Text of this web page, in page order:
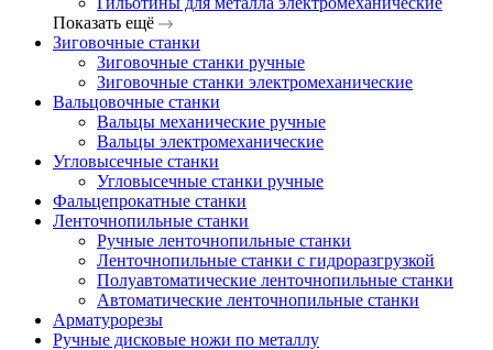
Показать ещё
Зиговочные станки
Зиговочные станки ручные
Зиговочные станки электромеханические
Вальцовочные станки
Вальцы механические ручные
Вальцы электромеханические
Угловысечные станки
Угловысечные станки ручные
Фальцепрокатные станки
Ленточнопильные станки
Ручные ленточнопильные станки
Ленточнопильные станки с гидроразгрузкой
Полуавтоматические ленточнопильные станки
Автоматические ленточнопильные станки
Арматурорезы
Ручные дисковые ножи по металлу